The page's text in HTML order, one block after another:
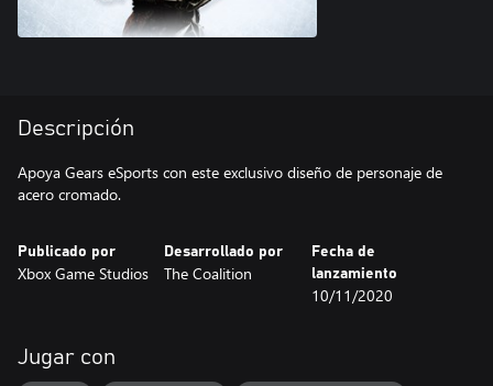
Descripción
Apoya Gears eSports con este exclusivo diseño de personaje de
acero cromado.
Publicado por
Xbox Game Studios
Desarrollado por
The Coalition
Fecha de
lanzamiento
10/11/2020
Jugar con